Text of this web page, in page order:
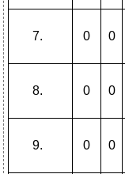
0 0
0 0
0 0